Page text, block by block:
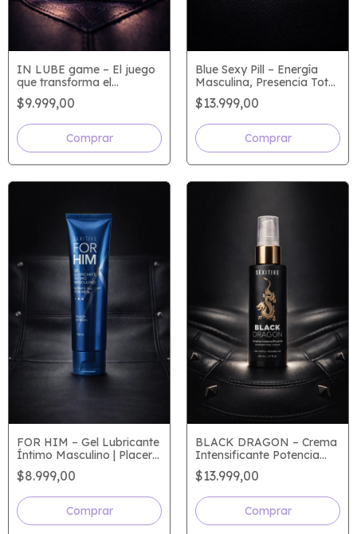
IN LUBE game – El juego
que transforma el
contacto en deseo
$9.999,00
Blue Sexy Pill – Energía
Masculina, Presencia Total
y Control Absoluto
$13.999,00
FOR HIM – Gel Lubricante
Íntimo Masculino | Placer
Extremo
$8.999,00
BLACK DRAGON – Crema
Intensificante Potencia
que se siente. Presencia
que se nota.
$13.999,00